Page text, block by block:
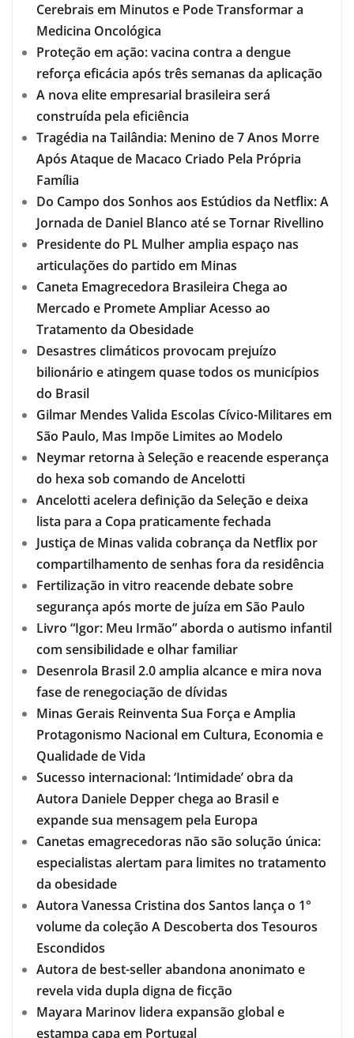
Cerebrais em Minutos e Pode Transformar a
Medicina Oncológica
Proteção em ação: vacina contra a dengue
reforça eficácia após três semanas da aplicação
A nova elite empresarial brasileira será
construída pela eficiência
Tragédia na Tailândia: Menino de 7 Anos Morre
Após Ataque de Macaco Criado Pela Própria
Família
Do Campo dos Sonhos aos Estúdios da Netflix: A
Jornada de Daniel Blanco até se Tornar Rivellino
Presidente do PL Mulher amplia espaço nas
articulações do partido em Minas
Caneta Emagrecedora Brasileira Chega ao
Mercado e Promete Ampliar Acesso ao
Tratamento da Obesidade
Desastres climáticos provocam prejuízo
bilionário e atingem quase todos os municípios
do Brasil
Gilmar Mendes Valida Escolas Cívico-Militares em
São Paulo, Mas Impõe Limites ao Modelo
Neymar retorna à Seleção e reacende esperança
do hexa sob comando de Ancelotti
Ancelotti acelera definição da Seleção e deixa
lista para a Copa praticamente fechada
Justiça de Minas valida cobrança da Netflix por
compartilhamento de senhas fora da residência
Fertilização in vitro reacende debate sobre
segurança após morte de juíza em São Paulo
Livro “Igor: Meu Irmão” aborda o autismo infantil
com sensibilidade e olhar familiar
Desenrola Brasil 2.0 amplia alcance e mira nova
fase de renegociação de dívidas
Minas Gerais Reinventa Sua Força e Amplia
Protagonismo Nacional em Cultura, Economia e
Qualidade de Vida
Sucesso internacional: ‘Intimidade’ obra da
Autora Daniele Depper chega ao Brasil e
expande sua mensagem pela Europa
Canetas emagrecedoras não são solução única:
especialistas alertam para limites no tratamento
da obesidade
Autora Vanessa Cristina dos Santos lança o 1°
volume da coleção A Descoberta dos Tesouros
Escondidos
Autora de best-seller abandona anonimato e
revela vida dupla digna de ficção
Mayara Marinov lidera expansão global e
estampa capa em Portugal